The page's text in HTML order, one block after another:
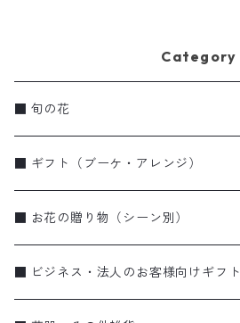
Category
■ 旬の花
■ ギフト（ブーケ・アレンジ）
ブーケ・花束
アレンジメント
■ お花の贈り物（シーン別）
お誕生日
■ ビジネス・法人のお客様向けギフト